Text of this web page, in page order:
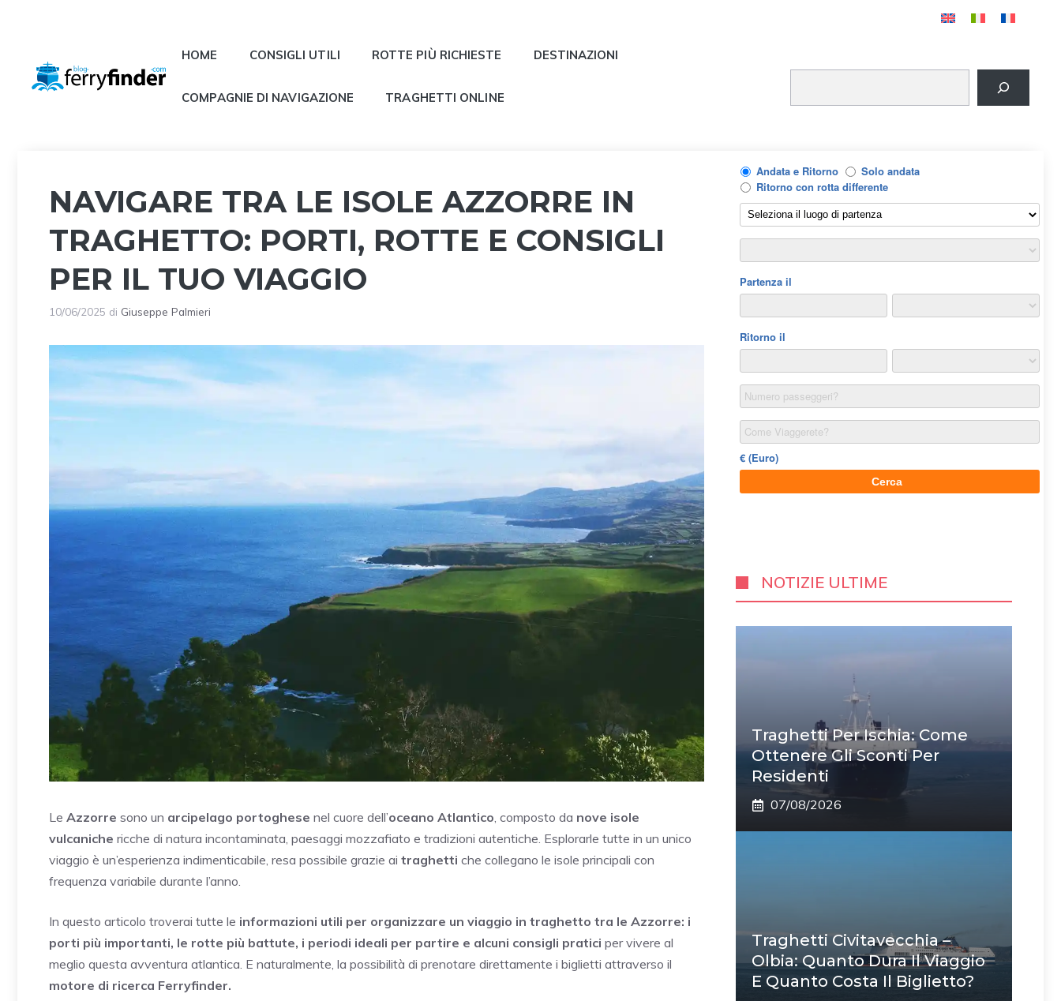
HOME CONSIGLI UTILI ROTTE PIÙ RICHIESTE DESTINAZIONI
COMPAGNIE DI NAVIGAZIONE TRAGHETTI ONLINE
NAVIGARE TRA LE ISOLE AZZORRE IN
TRAGHETTO: PORTI, ROTTE E CONSIGLI
PER IL TUO VIAGGIO
10/06/2025 di Giuseppe Palmieri
Le Azzorre sono un arcipelago portoghese nel cuore dell’oceano Atlantico , composto da nove isole
vulcaniche ricche di natura incontaminata, paesaggi mozzafiato e tradizioni autentiche. Esplorarle tutte in un unico
viaggio è un’esperienza indimenticabile, resa possibile grazie ai traghetti che collegano le isole principali con
frequenza variabile durante l’anno.
In questo articolo troverai tutte le informazioni utili per organizzare un viaggio in traghetto tra le Azzorre: i
porti più importanti, le rotte più battute, i periodi ideali per partire e alcuni consigli pratici per vivere al
meglio questa avventura atlantica. E naturalmente, la possibilità di prenotare direttamente i biglietti attraverso il
motore di ricerca Ferryfinder.
NOTIZIE ULTIME
Traghetti Per Ischia: Come
Ottenere Gli Sconti Per
Residenti
07/08/2026
Traghetti Civitavecchia –
Olbia: Quanto Dura Il Viaggio
E Quanto Costa Il Biglietto?